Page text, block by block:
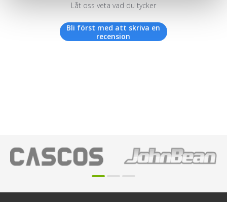
Låt oss veta vad du tycker
Bli först med att skriva en
recension